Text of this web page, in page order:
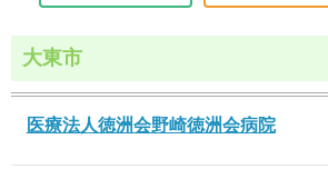
大東市
医療法人徳洲会野崎徳洲会病院